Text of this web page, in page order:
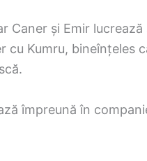
Caner și Emir lucrează
cu Kumru, bineînțeles
împreună în